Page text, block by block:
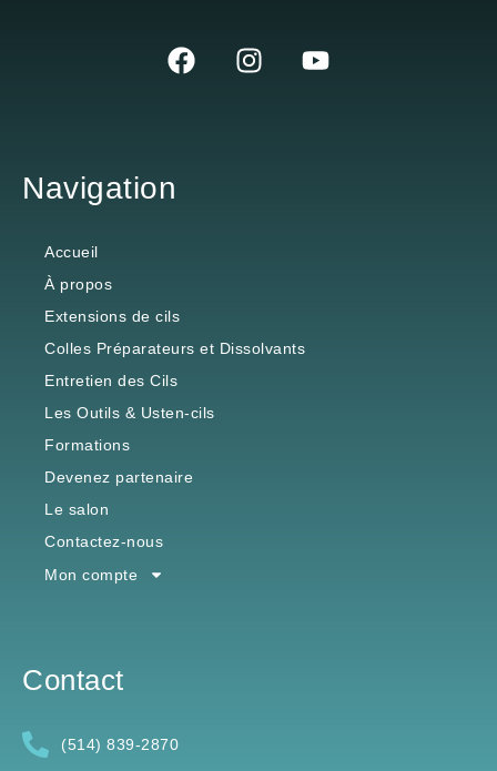
Navigation
Accueil
À propos
Extensions de cils
Colles Préparateurs et Dissolvants
Entretien des Cils
Les Outils & Usten-cils
Formations
Devenez partenaire
Le salon
Contactez-nous
Mon compte
Contact
(514) 839-2870